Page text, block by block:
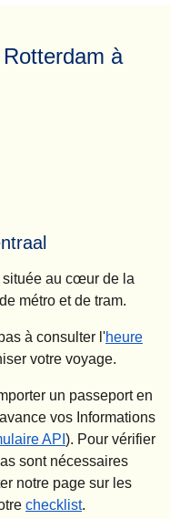
à
située au cœur de la
métro et de tram.
à consulter l'heure
votre voyage.
un passeport en
vos Informations
API ). Pour vérifier
sont nécessaires
notre page sur les
checklist.